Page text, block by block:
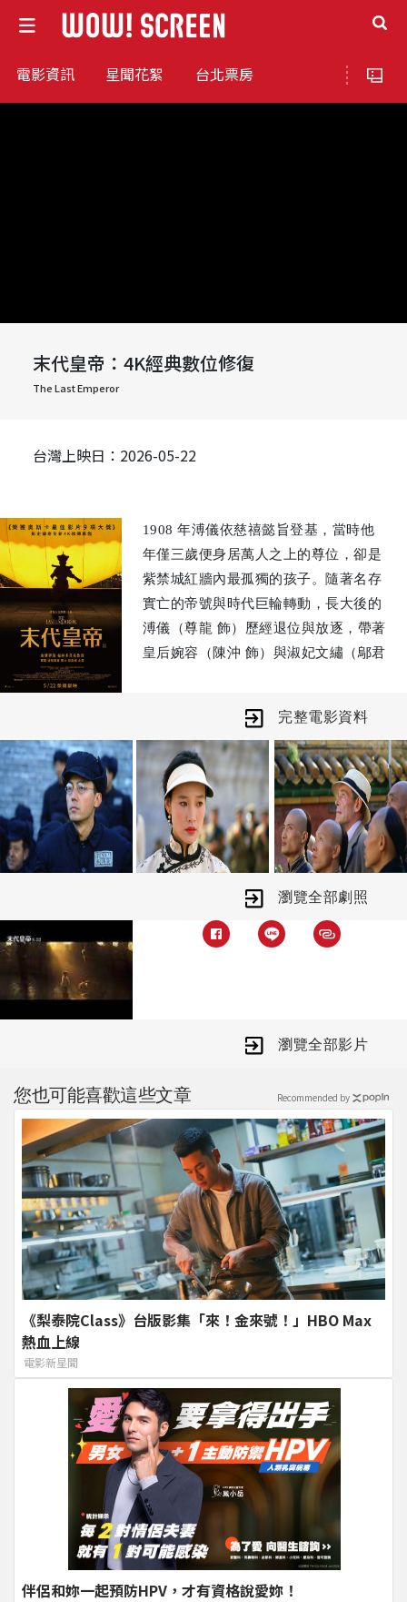
電影資訊 星聞花絮 台北票房
末代皇帝：4K經典數位修復
The Last Emperor
台灣上映日：2026-05-22
1908 年溥儀依慈禧懿旨登基，當時他
年僅三歲便身居萬人之上的尊位，卻是
紫禁城紅牆內最孤獨的孩子。隨著名存
實亡的帝號與時代巨輪轉動，長大後的
溥儀（尊龍 飾）歷經退位與放逐，帶著
皇后婉容（陳沖 飾）與淑妃文繡（鄔君
從帝王到囚徒，再到平民。戰敗勞改十
年後，他最終買票以「遊客」身分重回
昔日的家，感慨萬千…。伴隨 4K 極致
修復的磅礡視覺與坂本龍一奧斯卡級配
樂，我們將再次見證這段影史最輝煌也
最哀傷的傳奇旅程。
完整電影資料
瀏覽全部劇照
瀏覽全部影片
您也可能喜歡這些文章
《梨泰院Class》台版影集「來！金來號！」HBO Max
熱血上線
電影新星聞
伴侶和妳一起預防HPV，才有資格說愛妳！
Recommended by